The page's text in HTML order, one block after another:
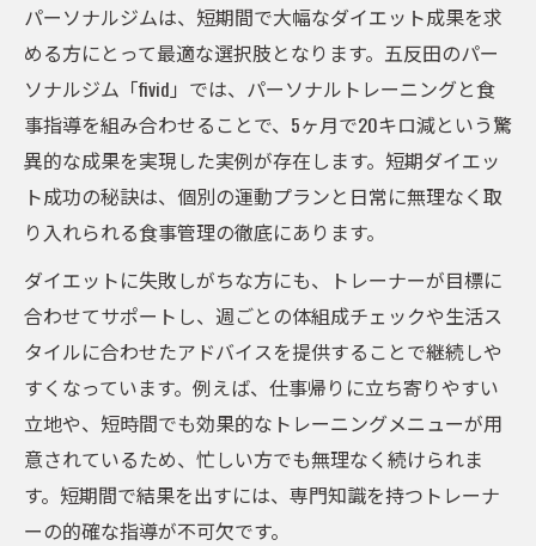
パーソナルジムの個別指導で理想体型に近
づく
トレーニング効果を最大化するパーソナル
ジム活用法
五反田エリアで人気のパーソナルトレーニ
ング手法
ボディメイク成功のための継続サポートの
重要性
食事管理とパーソナルジムの相乗効果を検
証
成功のカギはパーソナルジムと食事指導の融合
パーソナルジムで受ける食事指導の効果と
は
ダイエット成功には食事管理とジム通いの
パーソナルジムは、短期間で大幅なダイエット成果を求
める方にとって最適な選択肢となります。五反田のパー
ソナルジム「fivid」では、パーソナルトレーニングと食
事指導を組み合わせることで、5ヶ月で20キロ減という驚
異的な成果を実現した実例が存在します。短期ダイエッ
ト成功の秘訣は、個別の運動プランと日常に無理なく取
り入れられる食事管理の徹底にあります。
ダイエットに失敗しがちな方にも、トレーナーが目標に
合わせてサポートし、週ごとの体組成チェックや生活ス
タイルに合わせたアドバイスを提供することで継続しや
すくなっています。例えば、仕事帰りに立ち寄りやすい
立地や、短時間でも効果的なトレーニングメニューが用
意されているため、忙しい方でも無理なく続けられま
す。短期間で結果を出すには、専門知識を持つトレーナ
ーの的確な指導が不可欠です。